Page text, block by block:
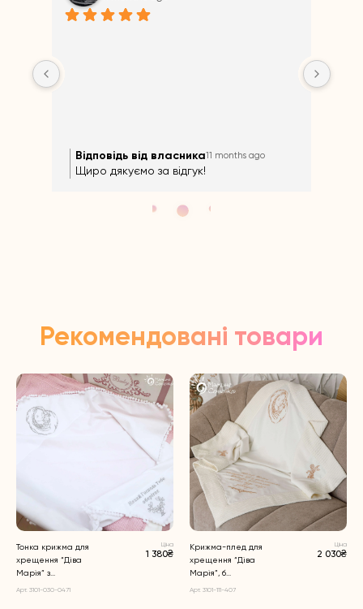
Відповідь від власника11 months ago
Щиро дякуємо за відгук!
Рекомендовані товари
Тонка крижма для
хрещення “Діва
Марія” з...
Арт. 3101-030-0471
Ціна
1 380₴
Крижма-плед для
хрещення “Діва
Марія”, б...
Арт. 3101-111-407
Ціна
2 030₴